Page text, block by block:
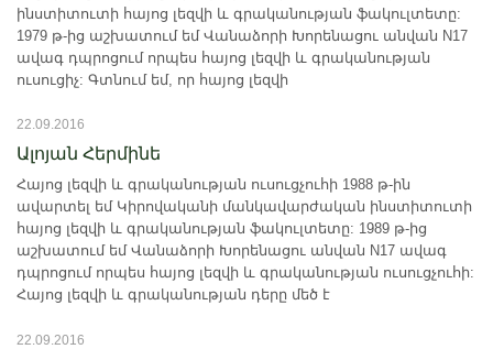
ինստիտուտի հայոց լեզվի և գրականության ֆակուլտետը:
1979 թ-ից աշխատում եմ Վանաձորի Խորենացու անվան N17
ավագ դպրոցում որպես հայոց լեզվի և գրականության
ուսուցիչ: Գտնում եմ, որ հայոց լեզվի
22.09.2016
Ալոյան Հերմինե
Հայոց լեզվի և գրականության ուսուցչուհի 1988 թ-ին
ավարտել եմ Կիրովականի մանկավարժական ինստիտուտի
հայոց լեզվի և գրականության ֆակուլտետը: 1989 թ-ից
աշխատում եմ Վանաձորի Խորենացու անվան N17 ավագ
դպրոցում որպես հայոց լեզվի և գրականության ուսուցչուհի:
Հայոց լեզվի և գրականության դերը մեծ է
22.09.2016